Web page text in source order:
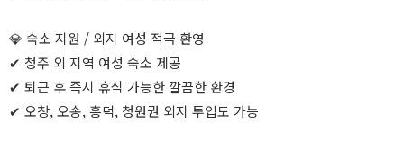
💎 숙소 지원 / 외지 여성 적극 환영
✔ 청주 외 지역 여성 숙소 제공
✔ 퇴근 후 즉시 휴식 가능한 깔끔한 환경
✔ 오창, 오송, 흥덕, 청원권 외지 투입도 가능